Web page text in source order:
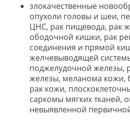
злокачественные
опухоли головы и шеи,
ЦНС, рак пищевода, рак
ободочной кишки, рак
соединения и прямой
желчевыводящей
поджелудочной железы,
железы, меланома кожи,
рак кожи,
саркомы мягких тканей,
невыявленной